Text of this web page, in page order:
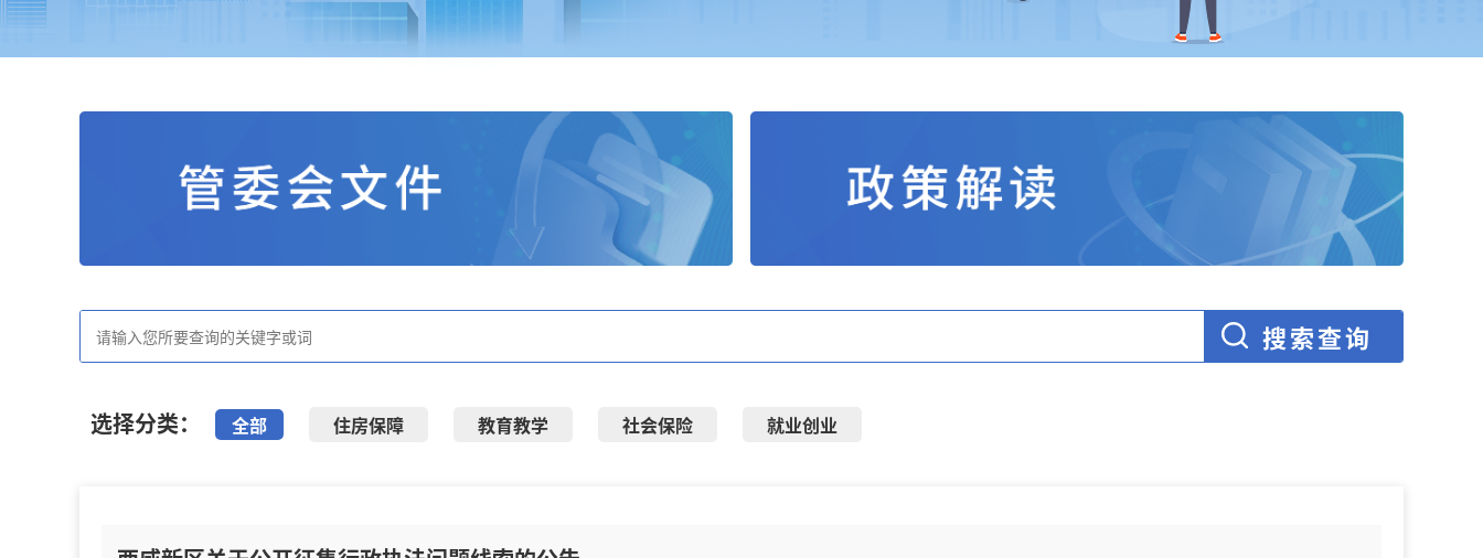
选择分类： 全部 住房保障 教育教学 社会保险 就业创业